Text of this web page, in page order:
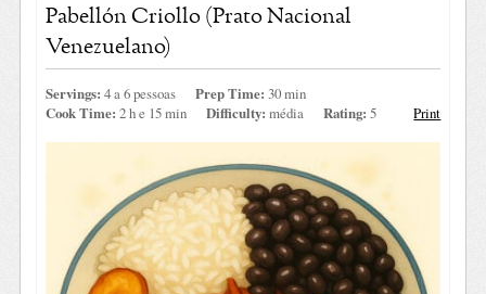
Pabellón Criollo (Prato Nacional
Venezuelano)
Servings: 4 a 6 pessoas Prep Time: 30 min
Cook Time: 2 h e 15 min Difficulty: média Rating:5 Print